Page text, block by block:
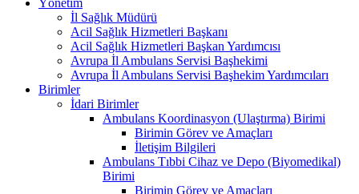
İl Sağlık Müdürü
Acil Sağlık Hizmetleri Başkanı
Acil Sağlık Hizmetleri Başkan Yardımcısı
Avrupa İl Ambulans Servisi Başhekimi
Avrupa İl Ambulans Servisi Başhekim Yardımcıları
Birimler
İdari Birimler
Ambulans Koordinasyon (Ulaştırma) Birimi
Birimin Görev ve Amaçları
İletişim Bilgileri
Ambulans Tıbbi Cihaz ve Depo (Biyomedikal)
Birimi
Birimin Görev ve Amaçları